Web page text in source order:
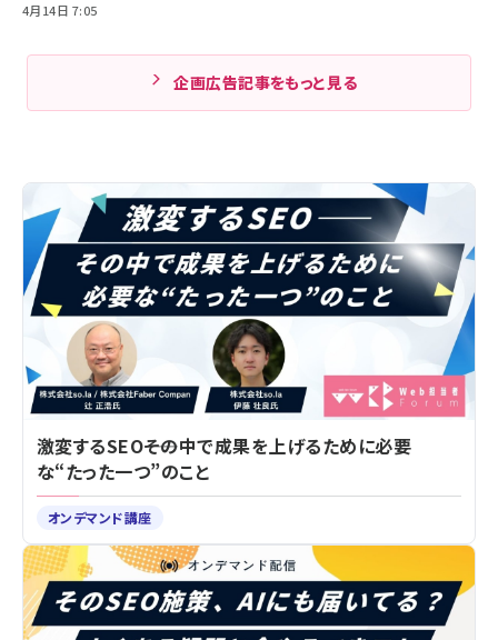
4月14日 7:05
企画広告記事をもっと見る
激変するSEO――その中で成果を上げるために必要
な“たった一つ”のこと
オンデマンド講座